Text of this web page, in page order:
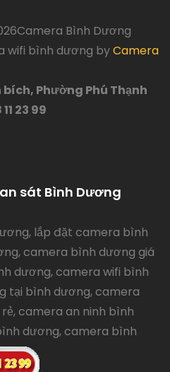
Bình Dương
wifi bình dương byCamera
bích, Phường Phú Thạnh
23 99
sát Bình Dương
lắp đặt camera bình
camera bình dương giá
dương, camera wifi bình
tại bình dương, camera
camera an ninh bình
dương, camera bình